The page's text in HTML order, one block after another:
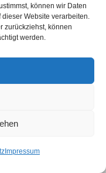
können wir Daten
Website verarbeiten.
zurückziehst, können
werden.
Impressum